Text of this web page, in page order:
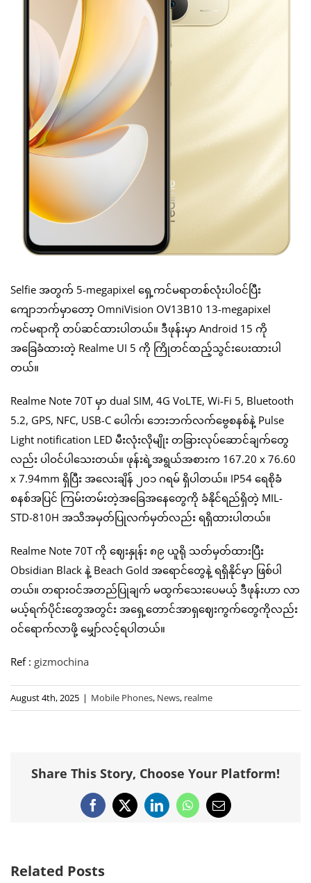
Selfie အတွက် 5-megapixel ရှေ့ကင်မရာတစ်လုံးပါဝင်ပြီး
ကျောဘက်မှာတော့ OmniVision OV13B10 13-megapixel
ကင်မရာကို တပ်ဆင်ထားပါတယ်။ ဒီဖုန်းမှာ Android 15 ကို
အခြေခံထားတဲ့ Realme UI 5 ကို ကြိုတင်ထည့်သွင်းပေးထားပါ
တယ်။
Realme Note 70T မှာ dual SIM, 4G VoLTE, Wi-Fi 5, Bluetooth
5.2, GPS, NFC, USB-C ပေါက်၊ ဘေးဘက်လက်ဗွေစနစ်နဲ့ Pulse
Light notification LED မီးလုံးလိုမျိုး တခြားလုပ်ဆောင်ချက်တွေ
လည်း ပါဝင်ပါသေးတယ်။ ဖုန်းရဲ့အရွယ်အစားက 167.20 x 76.60
x 7.94mm ရှိပြီး အလေးချိန် ၂၀၁ ဂရမ် ရှိပါတယ်။ IP54 ရေစိုခံ
စနစ်အပြင် ကြမ်းတမ်းတဲ့အခြေအနေတွေကို ခံနိုင်ရည်ရှိတဲ့ MIL-
STD-810H အသိအမှတ်ပြုလက်မှတ်လည်း ရရှိထားပါတယ်။
Realme Note 70T ကို ဈေးနှုန်း ၈၉ ယူရို သတ်မှတ်ထားပြီး
Obsidian Black နဲ့ Beach Gold အရောင်တွေနဲ့ ရရှိနိုင်မှာ ဖြစ်ပါ
တယ်။ တရားဝင်အတည်ပြုချက် မထွက်သေးပေမယ့် ဒီဖုန်းဟာ လာ
မယ့်ရက်ပိုင်းတွေအတွင်း အရှေ့တောင်အာရှဈေးကွက်တွေကိုလည်း
ဝင်ရောက်လာဖို့ မျှော်လင့်ရပါတယ်။
Ref : gizmochina
August 4th, 2025 | Mobile Phones, News, realme
Share This Story, Choose Your Platform!
Facebook
X LinkedInWhatsApp
Email
Related Posts